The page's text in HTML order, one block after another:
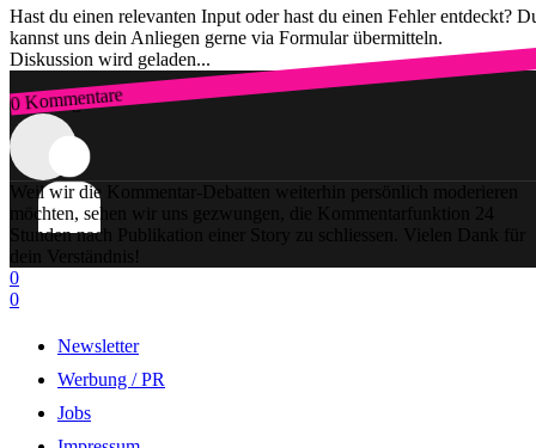
Hast du einen relevanten Input oder hast du einen Fehler entdeckt?
kannst uns dein Anliegen gerne via Formular übermitteln.
Diskussion wird geladen...
0 Kommentare
Zum Login
Weil wir die Kommentar-Debatten weiterhin persönlich moderieren
möchten, sehen wir uns gezwungen, die Kommentarfunktion 24
Stunden nach Publikation einer Story zu schliessen. Vielen Dank für
dein Verständnis!
0
0
Newsletter
Werbung / PR
Jobs